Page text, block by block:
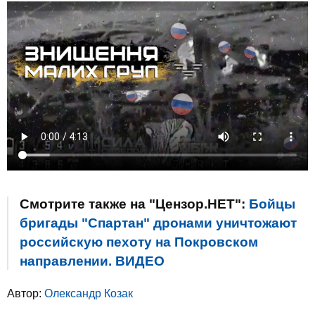
Смотрите также на "Цензор.НЕТ": Бойцы
бригады "Спартан" дронами уничтожают
российскую пехоту на Покровском
направлении. ВИДЕО
Автор: Олександр Козак